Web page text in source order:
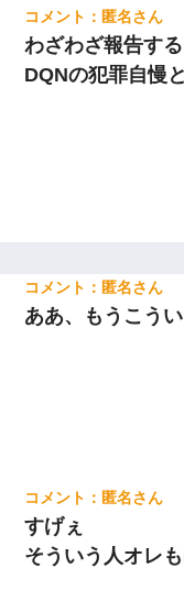
匿名
わざわざ報告す
DQNの犯罪自慢
匿名
ああ、もうこう
匿名
すげぇ
そういう人オレ